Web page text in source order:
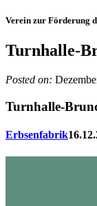
Verein zur Förderung
Turnhalle-
Posted on:
Turnhalle-
Erbsenfabrik